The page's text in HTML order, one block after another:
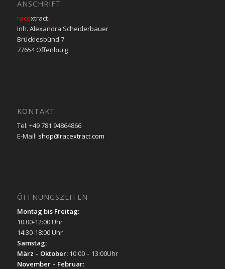
ANSCHRIFT
racextract.
Inh. Alexandra Scheiderbauer
Brücklesbünd 7
77654 Offenburg
KONTAKT
Tel: +49 781 94864866
E-Mail: shop@racextract.com
ÖFFNUNGSZEITEN
Montag bis Freitag:
10:00-12:00 Uhr
14:30-18:00 Uhr
Samstag:
März – Oktober:10:00 – 13:00Uhr
November – Februar: